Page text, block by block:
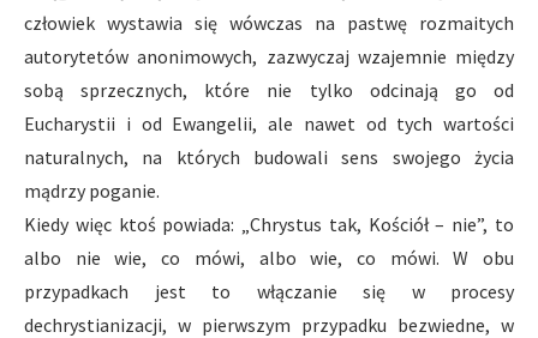
człowiek wystawia się wówczas na pastwę rozmaitych
autorytetów anonimowych, zazwyczaj wzajemnie między
sobą sprzecznych, które nie tylko odcinają go od
Eucharystii i od Ewangelii, ale nawet od tych wartości
naturalnych, na których budowali sens swojego życia
mądrzy poganie.
Kiedy więc ktoś powiada: „Chrystus tak, Kościół – nie”, to
albo nie wie, co mówi, albo wie, co mówi. W obu
przypadkach jest to włączanie się w procesy
dechrystianizacji, w pierwszym przypadku bezwiedne, w